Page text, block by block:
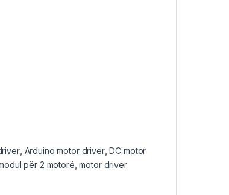
, Arduino motor driver, DC motor
për 2 motorë,motor driver